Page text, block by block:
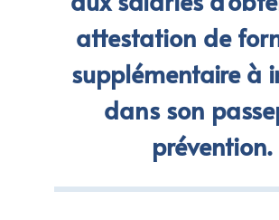
attestation de
supplémentaire à
dans son
prévention.